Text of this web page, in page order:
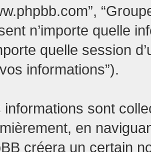
n’importe quelle
quelle session
informations”).
informations sont
en
créera un certain